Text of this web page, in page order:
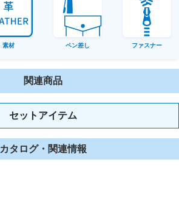
素材 ペン差し ファスナー
関連商品
セットアイテム
カタログ・関連情報